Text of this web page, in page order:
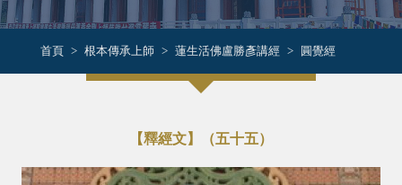
首頁 根本傳承上師 蓮生活佛盧勝彥講經 圓覺經
【釋經文】（五十五）